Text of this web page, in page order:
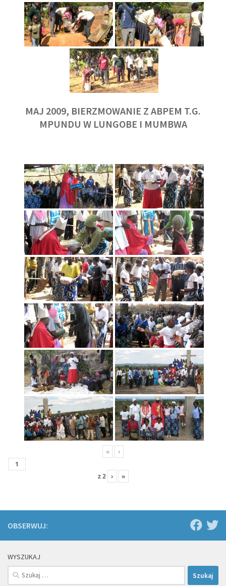
MAJ 2009, BIERZMOWANIE Z ABPEM T.G.
MPUNDU W LUNGOBE I MUMBWA
« ‹
z2 › »
OBSERWUJ:
WYSZUKAJ
Szukaj: